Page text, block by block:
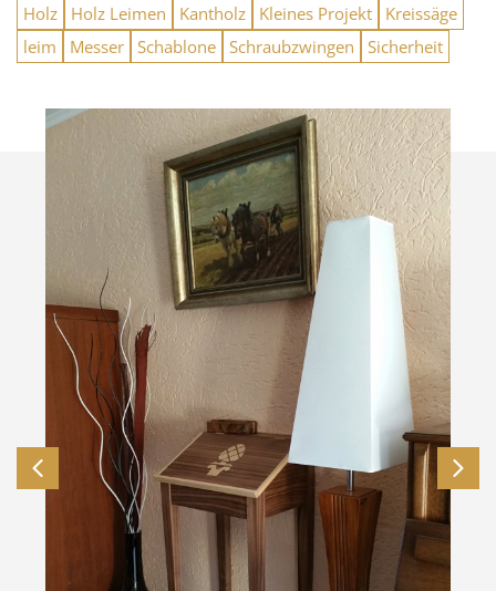
Holz
Holz Leimen Kantholz Kleines Projekt
Kreissäge
leim
Messer Schablone Schraubzwingen Sicherheit